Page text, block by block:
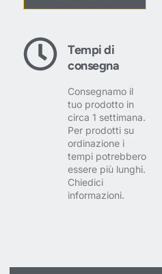
Tempi di
consegna
Consegnamo il
tuo prodotto in
circa 1 settimana.
Per prodotti su
ordinazione i
tempi potrebbero
essere più lunghi.
Chiedici
informazioni.